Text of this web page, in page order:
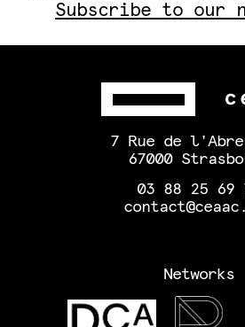
Subscribe to our
7 Rue de
67000
03 88 25 69
Networks